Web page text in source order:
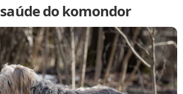
do komondor